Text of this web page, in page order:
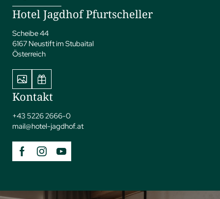
Hotel Jagdhof Pfurtscheller
Scheibe 44
6167 Neustift im Stubaital
Österreich
Kontakt
+43 5226 2666-0
mail@hotel-jagdhof.at